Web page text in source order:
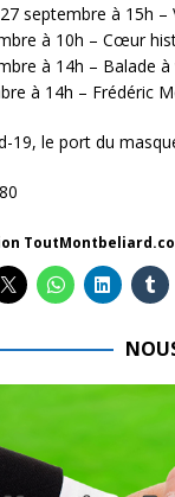
septembre à 15h
à 10h – Cœur
à 14h – Balade à
à 14h – Frédéric
19, le port du